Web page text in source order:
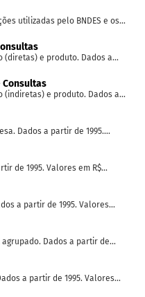
utilizadas pelo BNDES e os...
(diretas) e produto. Dados a...
(indiretas) e produto. Dados a...
Dados a partir de 1995....
de 1995. Valores em R$...
a partir de 1995. Valores...
agrupado. Dados a partir de...
a partir de 1995. Valores...